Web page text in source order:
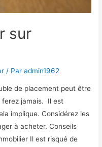
sur
/ Paradmin1962
de placement peut être
ferez jamais. Il est
implique. Considérez les
à acheter. Conseils
Il est risqué de